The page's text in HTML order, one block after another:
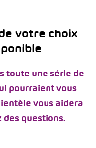
votre choix
toute une série de
pourraient vous
vous aidera
des questions.